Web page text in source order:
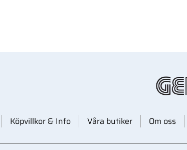
Köpvillkor & Info Våra butiker Om oss